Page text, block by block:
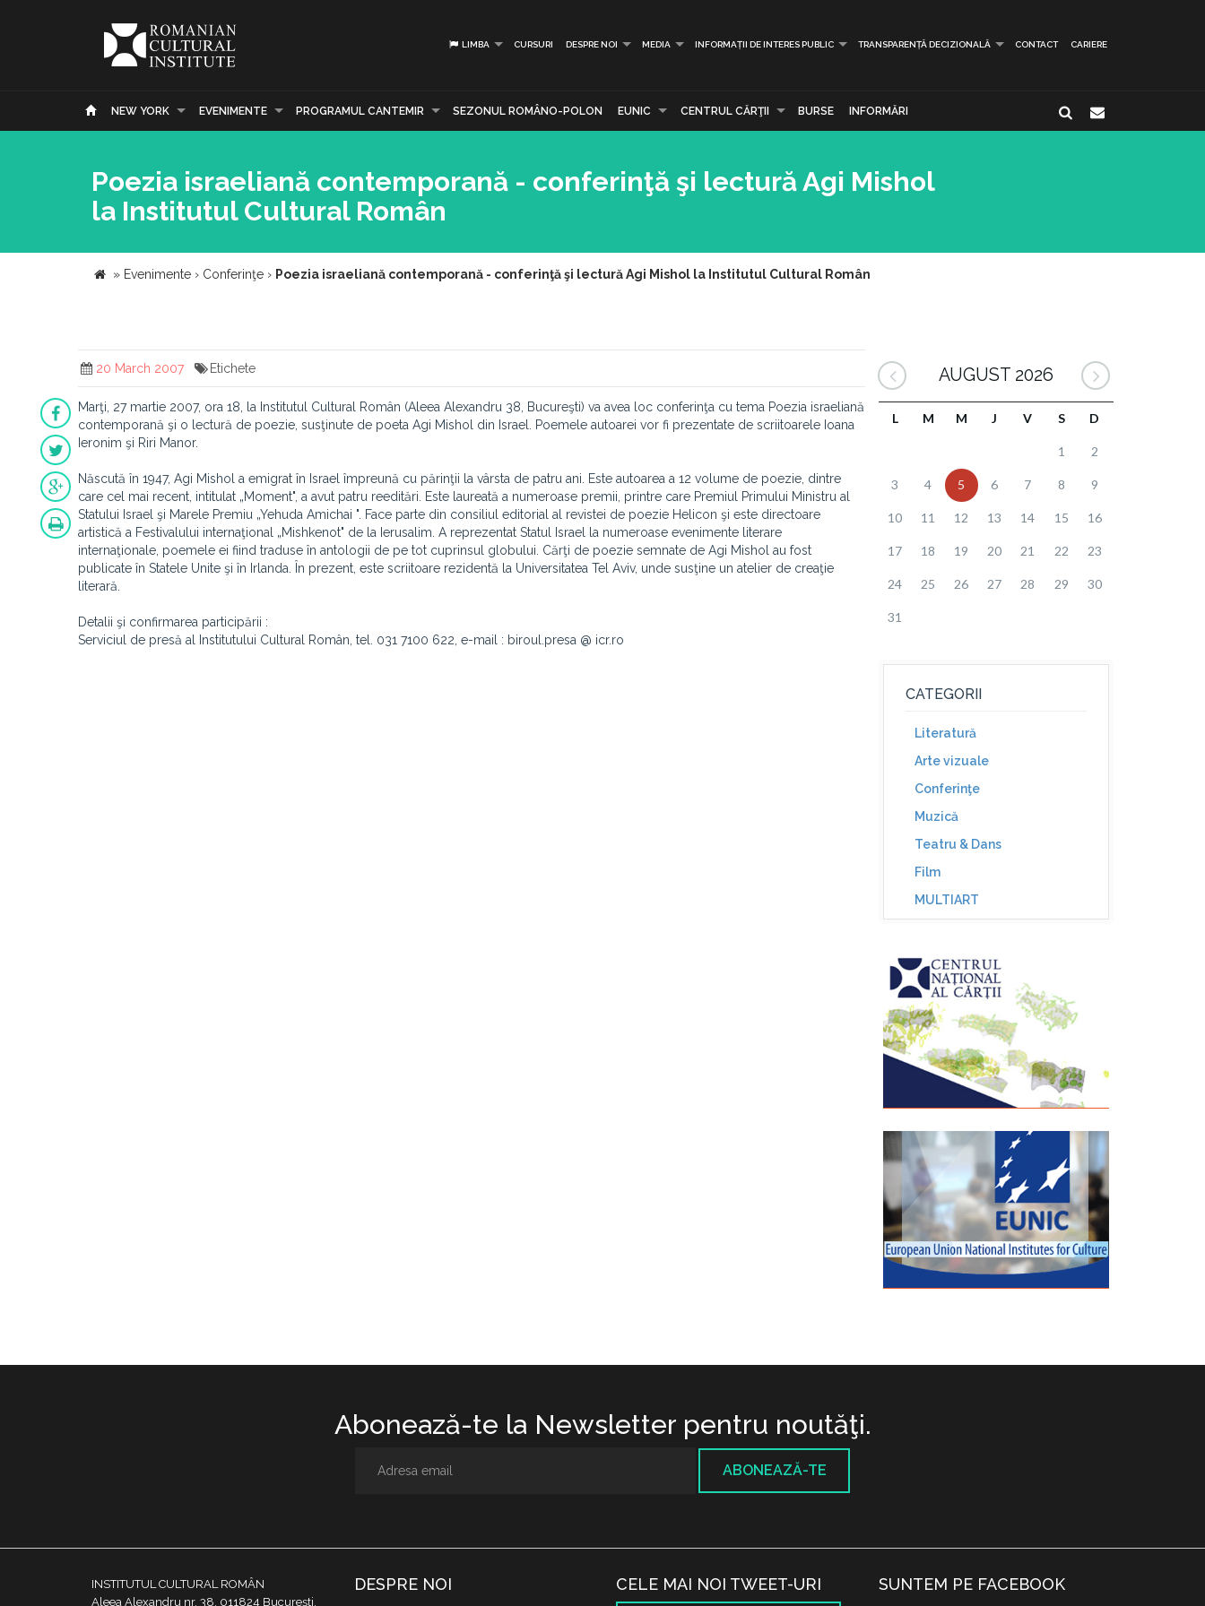
LIMBA CURSURI DESPRE NOI MEDIA INFORMAȚII DE INTERES PUBLIC TRANSPARENȚĂ DECIZIONALĂ CONTACT CARIERE
NEW YORK EVENIMENTE PROGRAMUL CANTEMIR SEZONUL ROMÂNO-POLON EUNIC CENTRUL CĂRŢII BURSE INFORMĂRI
Poezia israeliană contemporană - conferinţă şi lectură Agi Mishol
la Institutul Cultural Român
» Evenimente › Conferinţe › Poezia israeliană contemporană - conferinţă şi lectură Agi Mishol la Institutul Cultural Român
20 March 2007 Etichete
Marţi, 27 martie 2007, ora 18, la Institutul Cultural Român (Aleea Alexandru 38, Bucureşti) va avea loc conferinţa cu tema Poezia israeliană
contemporană şi o lectură de poezie, susţinute de poeta Agi Mishol din Israel. Poemele autoarei vor fi prezentate de scriitoarele Ioana
Ieronim şi Riri Manor.
Născută în 1947, Agi Mishol a emigrat în Israel împreună cu părinţii la vârsta de patru ani. Este autoarea a 12 volume de poezie, dintre
care cel mai recent, intitulat „Moment", a avut patru reeditări. Este laureată a numeroase premii, printre care Premiul Primului Ministru al
Statului Israel şi Marele Premiu „Yehuda Amichai ". Face parte din consiliul editorial al revistei de poezie Helicon şi este directoare
artistică a Festivalului internaţional „Mishkenot" de la Ierusalim. A reprezentat Statul Israel la numeroase evenimente literare
internaţionale, poemele ei fiind traduse în antologii de pe tot cuprinsul globului. Cărţi de poezie semnate de Agi Mishol au fost
publicate în Statele Unite şi în Irlanda. În prezent, este scriitoare rezidentă la Universitatea Tel Aviv, unde susţine un atelier de creaţie
literară.
Detalii şi confirmarea participării :
Serviciul de presă al Institutului Cultural Român, tel. 031 7100 622, e-mail : biroul.presa @ icr.ro
AUGUST 2026
L M M J V S D
1 2
3 4 5 6 7 8 9
10 11 12 13 14 15 16
17 18 19 20 21 22 23
24 25 26 27 28 29 30
31
CATEGORII
Literatură
Arte vizuale
Conferinţe
Muzică
Teatru & Dans
Film
MULTIART
Abonează-te la Newsletter pentru noutăţi.
ABONEAZĂ-TE
INSTITUTUL CULTURAL ROMÂN
Aleea Alexandru nr. 38, 011824 București,
DESPRE NOI CELE MAI NOI TWEET-URI SUNTEM PE FACEBOOK